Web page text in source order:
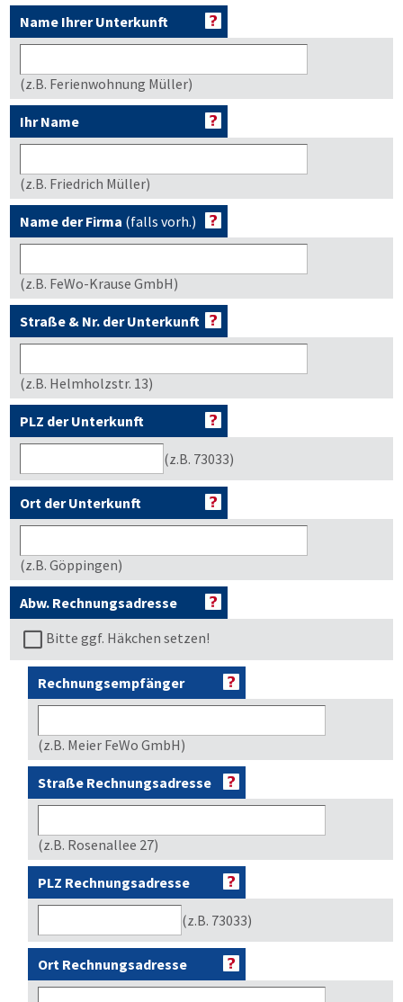
Name Ihrer Unterkunft
(z.B. Ferienwohnung Müller)
Ihr Name
(z.B. Friedrich Müller)
Name der Firma (falls vorh.)
(z.B. FeWo-Krause GmbH)
Straße & Nr. der Unterkunft
(z.B. Helmholzstr. 13)
PLZ der Unterkunft
(z.B. 73033)
Ort der Unterkunft
(z.B. Göppingen)
Abw. Rechnungsadresse
Bitte ggf. Häkchen setzen!
Rechnungsempfänger
(z.B. Meier FeWo GmbH)
Straße Rechnungsadresse
(z.B. Rosenallee 27)
PLZ Rechnungsadresse
(z.B. 73033)
Ort Rechnungsadresse